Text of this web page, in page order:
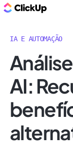
IA E AUTOMAÇÃO
AI: